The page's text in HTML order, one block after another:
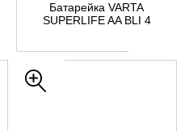
Батарейка VARTA
SUPERLIFE AA BLI 4